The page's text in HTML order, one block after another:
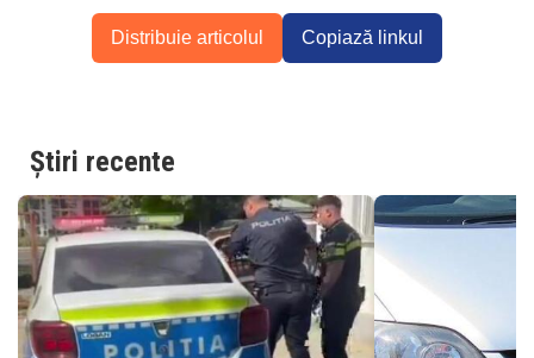
Distribuie articolul Copiază linkul
Știri recente